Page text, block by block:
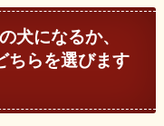
犬になるか、
ちらを選びます